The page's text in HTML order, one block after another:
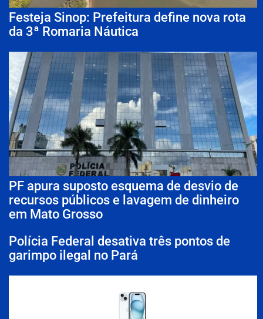
Festeja Sinop: Prefeitura define nova rota
da 3ª Romaria Náutica
PF apura suposto esquema de desvio de
recursos públicos e lavagem de dinheiro
em Mato Grosso
Polícia Federal desativa três pontos de
garimpo ilegal no Pará